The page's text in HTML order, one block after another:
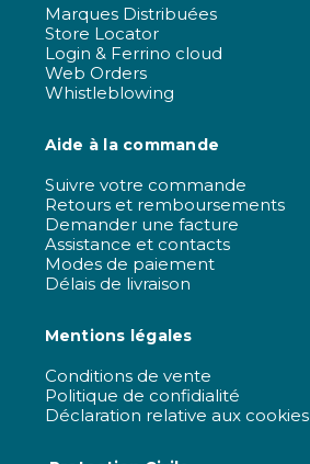
Marques Distribuées
Store Locator
Login & Ferrino cloud
Web Orders
Whistleblowing
Aide à la commande
Suivre votre commande
Retours et remboursements
Demander une facture
Assistance et contacts
Modes de paiement
Délais de livraison
Mentions légales
Conditions de vente
Politique de confidialité
Déclaration relative aux cookies